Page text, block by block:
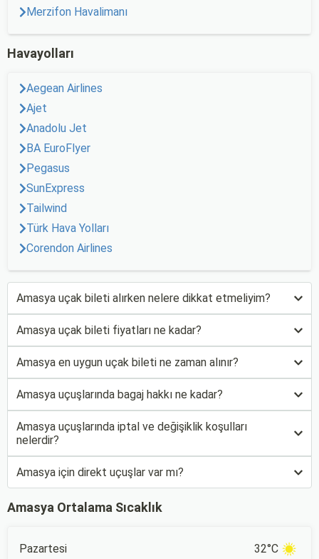
Merzifon Havalimanı
Havayolları
Aegean Airlines
Ajet
Anadolu Jet
BA EuroFlyer
Pegasus
SunExpress
Tailwind
Türk Hava Yolları
Corendon Airlines
Amasya uçak bileti alırken nelere dikkat etmeliyim?
Amasya uçak bileti fiyatları ne kadar?
Amasya en uygun uçak bileti ne zaman alınır?
Amasya uçuşlarında bagaj hakkı ne kadar?
Amasya uçuşlarında iptal ve değişiklik koşulları
nelerdir?
Amasya için direkt uçuşlar var mı?
Amasya Ortalama Sıcaklık
Pazartesi 32°C